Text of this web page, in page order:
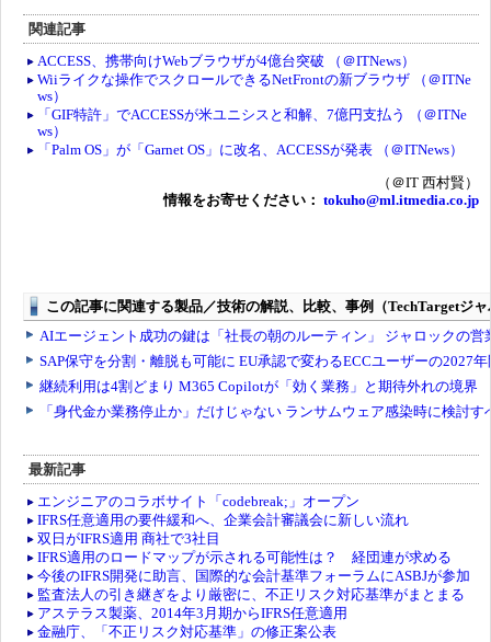
関連記事
ACCESS、携帯向けWebブラウザが4億台突破 （＠ITNews）
Wiiライクな操作でスクロールできるNetFrontの新ブラウザ （＠ITNe
ws）
「GIF特許」でACCESSが米ユニシスと和解、7億円支払う （＠ITNe
ws）
「Palm OS」が「Garnet OS」に改名、ACCESSが発表 （＠ITNews）
（＠IT 西村賢）
情報をお寄せください： tokuho@ml.itmedia.co.jp
最新記事
エンジニアのコラボサイト「codebreak;」オープン
IFRS任意適用の要件緩和へ、企業会計審議会に新しい流れ
双日がIFRS適用 商社で3社目
IFRS適用のロードマップが示される可能性は？ 経団連が求める
今後のIFRS開発に助言、国際的な会計基準フォーラムにASBJが参加
監査法人の引き継ぎをより厳密に、不正リスク対応基準がまとまる
アステラス製薬、2014年3月期からIFRS任意適用
金融庁、「不正リスク対応基準」の修正案公表